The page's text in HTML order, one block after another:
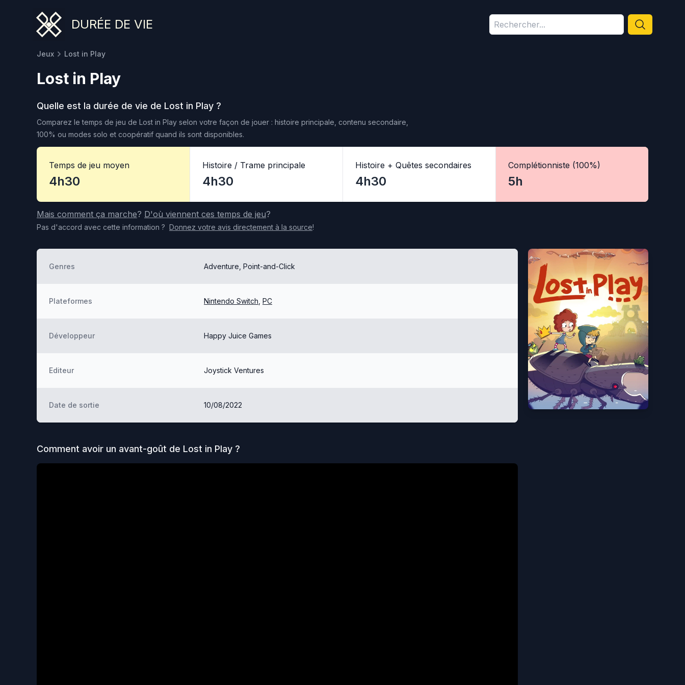
DURÉE DE VIE
Jeux Lost in Play
Lost in Play
Quelle est la durée de vie de Lost in Play ?
Comparez le temps de jeu de Lost in Play selon votre façon de jouer : histoire principale, contenu secondaire,
100% ou modes solo et coopératif quand ils sont disponibles.
Temps de jeu moyen
4h30
Histoire / Trame principale
4h30
Histoire + Quêtes secondaires
4h30
Complétionniste (100%)
5h
Mais comment ça marche? D'où viennent ces temps de jeu?
Pas d'accord avec cette information ? Donnez votre avis directement à la source!
Genres Adventure, Point-and-Click
Plateformes Nintendo Switch PC
Développeur Happy Juice Games
Editeur Joystick Ventures
Date de sortie 10/08/2022
Comment avoir un avant-goût de Lost in Play ?